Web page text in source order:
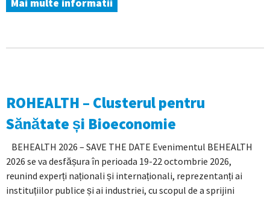
ROHEALTH – Clusterul pentru
Sănătate și Bioeconomie
BEHEALTH 2026 – SAVE THE DATE Evenimentul BEHEALTH
2026 se va desfășura în perioada 19-22 octombrie 2026,
reunind experți naționali și internaționali, reprezentanți ai
instituțiilor publice și ai industriei, cu scopul de a sprijini